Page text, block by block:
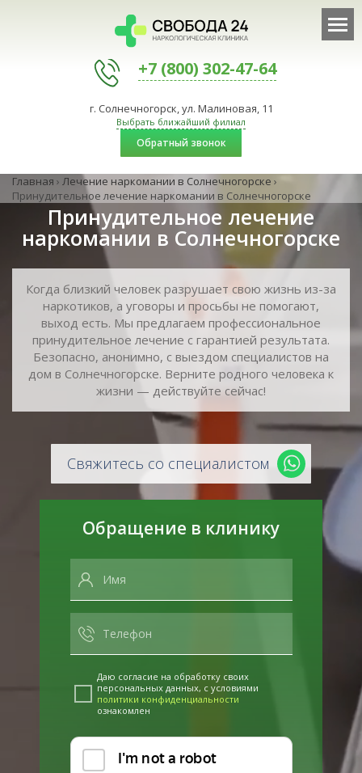
+7 (800) 302-47-64
г. Солнечногорск, ул. Малиновая, 11
Выбрать ближайший филиал
Обратный звонок
Главная › Лечение наркомании в Солнечногорске ›
Принудительное лечение наркомании в Солнечногорске
Принудительное лечение
наркомании в Солнечногорске
Когда близкий человек разрушает свою жизнь из-за
наркотиков, а уговоры и просьбы не помогают,
выход есть. Мы предлагаем профессиональное
принудительное лечение с гарантией результата.
Безопасно, анонимно, с выездом специалистов на
дом в Солнечногорске. Верните родного человека к
жизни — действуйте сейчас!
Свяжитесь со специалистом
Обращение в клинику
Даю согласие на обработку своих
персональных данных, с условиями
политики конфиденциальности
ознакомлен